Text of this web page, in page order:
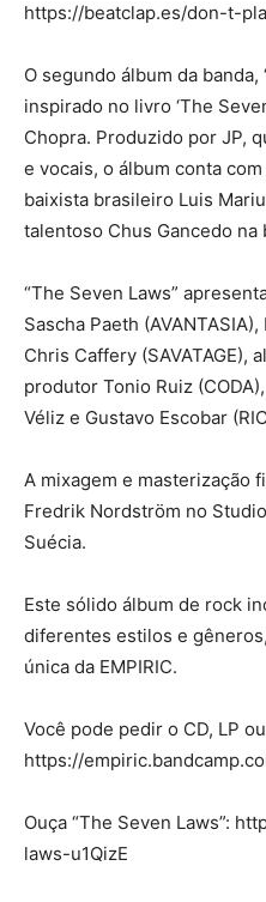
https://beatclap.es/don-t-
O segundo álbum da banda,
inspirado no livro ‘The
Chopra. Produzido por JP,
e vocais, o álbum conta
baixista brasileiro Luis
talentoso Chus Gancedo na
“The Seven Laws”
Sascha Paeth
Chris Caffery (SAVATAGE),
produtor Tonio Ruiz
Véliz e Gustavo Escobar
A mixagem e masterização
Fredrik Nordström no
Suécia.
Este sólido álbum de rock
diferentes estilos e
única da EMPIRIC.
Você pode pedir o CD, LP
https://
Ouça “The Seven Laws”:
laws-u1QizE